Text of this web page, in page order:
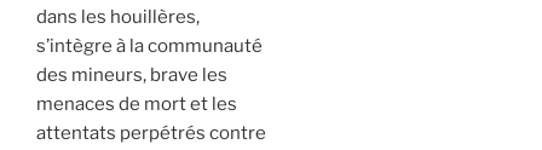
dans les houillères,
s’intègre à la communauté
des mineurs, brave les
menaces de mort et les
attentats perpétrés contre